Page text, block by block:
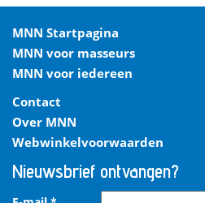
MNN Startpagina
MNN voor masseurs
MNN voor iedereen
Contact
Over MNN
Webwinkelvoorwaarden
Nieuwsbrief ontvangen?